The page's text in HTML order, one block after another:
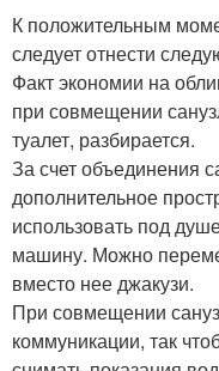
К положительным
следует отнести
Факт экономии на
при совмещении
туалет, разбирается.
За счет объединения
дополнительное
использовать под
машину. Можно
вместо нее джакузи.
При совмещении
коммуникации, так